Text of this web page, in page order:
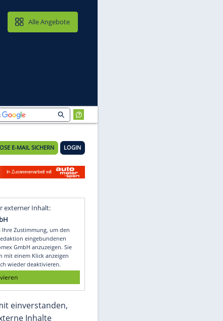
MAIL & CLOUD
KOSTENLOSE E-MAIL SICHERN
Video
Empfohlener externer Inhalt:
Glomex GmbH
können diesen mit einem Klick anzeigen
lassen und auch wieder deaktivieren.